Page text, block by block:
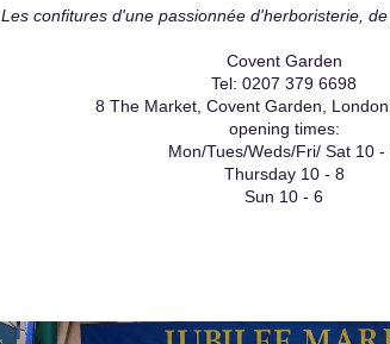
Les confitures d'une passionnée d'herboristerie,
Covent Garden
Tel: 0207 379 6698
8 The Market, Covent Garden,
opening times:
Mon/Tues/Weds/Fri/ Sat 10 -
Thursday 10 - 8
Sun 10 - 6